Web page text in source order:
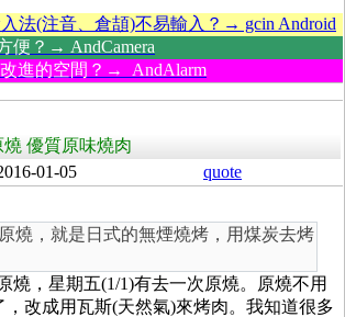
法(注音、倉頡)不易輸入？→ gcin Android
便？→ AndCamera
進的空間？→ AndAlarm
優質原味燒肉
01-05 quote
燒，就是日式的無煙燒烤，用煤炭去烤
燒，星期五(1/1)有去一次原燒。原燒不用
，改成用瓦斯(天然氣)來烤肉。我知道很多